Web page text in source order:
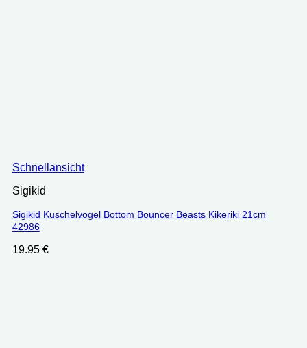
Schnellansicht
Sigikid
Sigikid Kuschelvogel Bottom Bouncer Beasts Kikeriki 21cm
42986
19.95 €